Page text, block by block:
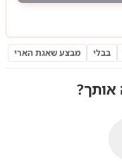
בבלי מבצע שאגת הארי
אותך?